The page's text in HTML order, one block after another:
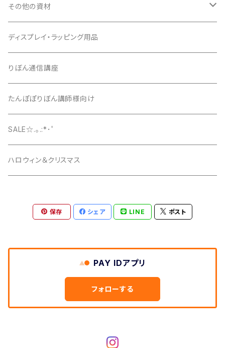
その他の資材
クッションパーツ
クリップ
ディスプレイ・ラッピング用品
りぼん通信講座
たんぽぽりぼん講師様向け
SALE☆.｡.:*･ﾟ
ハロウィン＆クリスマス
保存 シェア LINE ポスト
PAY IDアプリ
フォローする